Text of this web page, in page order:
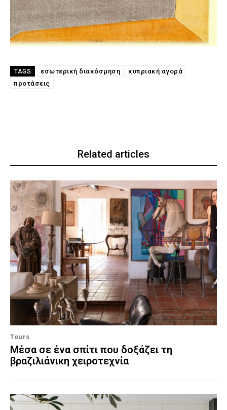
TAGS εσωτερική διακόσμηση
κυπριακή αγορά
προτάσεις
Related articles
Tours
Μέσα σε ένα σπίτι που δοξάζει τη
βραζιλιάνικη χειροτεχνία